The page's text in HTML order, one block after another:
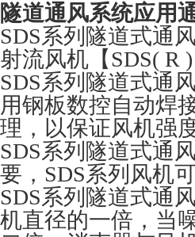
隧道通风系统应用
SDS系列隧道式通
射流风机【SDS( R
SDS系列隧道式通
用钢板数控自动焊
理，以保证风机强
SDS系列隧道式通
要，SDS系列风机
SDS系列隧道式通
机直径的一倍，当